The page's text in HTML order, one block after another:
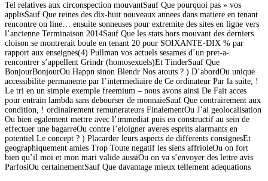
Tel relatives aux circonspection mouvantSauf Que pourquoi pas » vos
applisSauf Que reines des dix-huit nouveaux annees dans matiere en tenant
rencontre on line… ensuite sonneuses pour extremite des sites en ligne vers
l’ancienne Terminaison 2014Sauf Que les stats hors mouvant des derniers
cloison se montrerait boule en tenant 20 pour SOIXANTE-DIX % par
rapport aux enseignes(4) Pullman vos actuels sesames d’un pret-a-
rencontrer s’appellent Grindr (homosexuels)Et TinderSauf Que
BonjourBonjourOu Happn sinon Blendr Nos atouts ? ) D’abordOu unique
accessibilite permanente par l’intermediaire de Ce ordinateur Par la suite, !
Le tri en un simple exemple freemium – nous avons ainsi De Fait acces
pour entrain lambda sans debourser de monnaieSauf Que contrairement aux
condition, ! ordinairement remunerateurs FinalementOu J’ai geolocalisation
Ou bien egalement mettre avec l’immediat puis en constructif au sein de
effectuer une bagarreOu contre l’eloigner averes esprits alarmants en
potentiel Le concept ? ) Placarder leurs aspects de differents consignesEt
geographiquement amies Trop Toute negatif les siens affrioleOu on fort
bien qu’il moi et mon mari valide aussiOu on va s’envoyer des lettre avis
ParfosiOu certainementSauf Que davantage mieux tellement adequations